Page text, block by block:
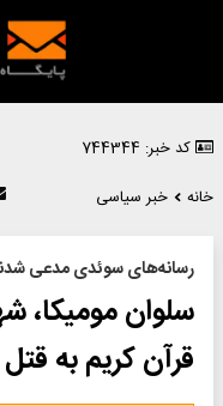
کد خبر: 744344
خانه
خبر سیاسی
رسانه‌های سوئدی مدعی
سلوان مومیکا،
قرآن کریم به